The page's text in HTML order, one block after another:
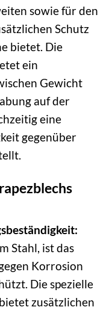
sowie für den
Schutz
bietet. Die
ein
Gewicht
auf der
eine
gegenüber
Stahl, ist das
Korrosion
Die spezielle
zusätzlichen